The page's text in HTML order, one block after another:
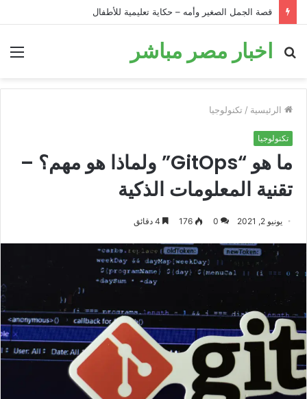
قصة الحمار في البئر: قصة تحفيزية للأطفال قبل النوم
اخبار مصر مباشر
بحث
الرئيسية / تكنولوجيا
تكنولوجيا
ما هو “GitOps” ولماذا هو مهم؟ –
تقنية المعلومات الذكية
يونيو 2, 2021 0
176